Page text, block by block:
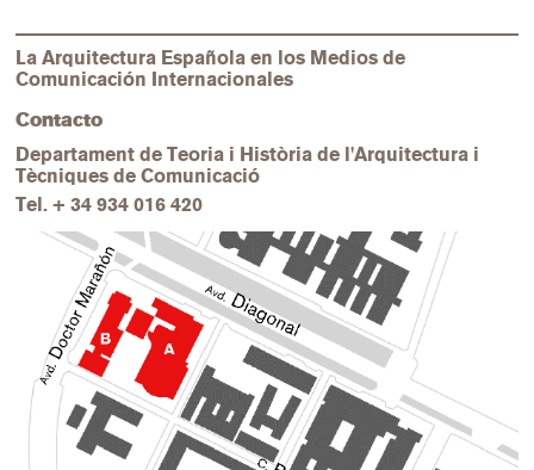
La Arquitectura Española en los Medios de
Comunicación Internacionales
Contacto
Departament de Teoria i Història de l'Arquitectura i
Tècniques de Comunicació
Tel. + 34 934 016 420